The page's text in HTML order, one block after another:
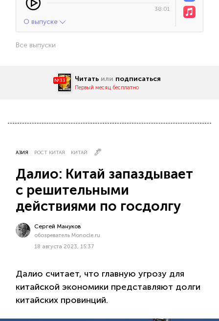
38:01
О выпуске
Все выпуски
№33 Читать или подписаться
Первый месяц бесплатно
АЗИЯ РОСТ КИТАЯ КИТАЙ
Далио: Китай запаздывает
с решительными
действиями по госдолгу
Сергей Мануков
обозреватель Monocle.ru
18 августа 2023, 15:37
Далио считает, что главную угрозу для
китайской экономики представляют долги
китайских провинций.